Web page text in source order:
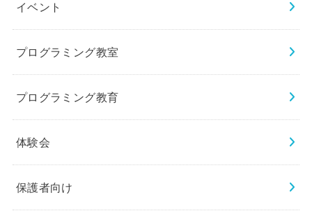
イベント
プログラミング教室
プログラミング教育
体験会
保護者向け